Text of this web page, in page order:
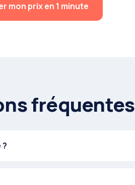
mon prix en 1 minute
fréquentes